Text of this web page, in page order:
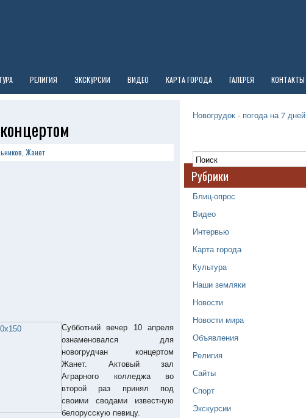
РЕЛИГИЯ ЭКСКУРСИИ ВИДЕО КАРТА ГОРОДА ГАЛЕРЕЯ КОНТАКТЫ
Жанет
Субботний вечер 10 апреля
ознаменовался для
новогрудчан концертом
Жанет. Актовый зал
Аграрного колледжа во
второй раз принял под
своими сводами известную
белорусскую певицу.
Новогрудок - погода на 7 дней
Рубрики
Блиц-опрос
Видео
Интервью
Карта города
Культура
Наши земляки
Новости
Новости мира
Объявления
Религия
Сайты
Спорт
Экскурсии